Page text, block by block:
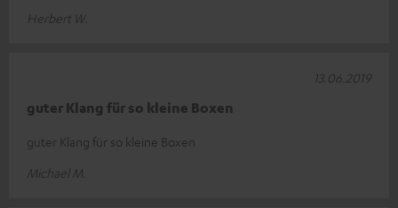
Herbert W.
guter Klang für so kleine Boxen
guter Klang für so kleine Boxen
Michael M.
13.06.2019